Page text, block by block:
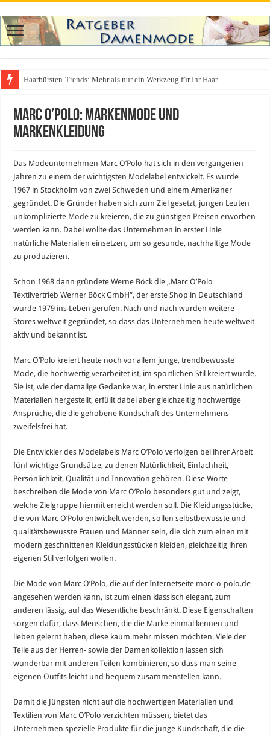
Haarbürsten-Trends: Mehr als nur ein Werkzeug für Ihr Haar
Was zieht man auf ein Festival an? Dein ultimativer Styleguide für die
Marc O’Polo: Markenmode und
Markenkleidung
Das Modeunternehmen Marc O’Polo hat sich in den vergangenen
Jahren zu einem der wichtigsten Modelabel entwickelt. Es wurde
1967 in Stockholm von zwei Schweden und einem Amerikaner
gegründet. Die Gründer haben sich zum Ziel gesetzt, jungen Leuten
unkomplizierte Mode zu kreieren, die zu günstigen Preisen erworben
werden kann. Dabei wollte das Unternehmen in erster Linie
natürliche Materialien einsetzen, um so gesunde, nachhaltige Mode
zu produzieren.
Schon 1968 dann gründete Werne Böck die „Marc O’Polo
Textilvertrieb Werner Böck GmbH“, der erste Shop in Deutschland
wurde 1979 ins Leben gerufen. Nach und nach wurden weitere
Stores weltweit gegründet, so dass das Unternehmen heute weltweit
aktiv und bekannt ist.
Marc O’Polo kreiert heute noch vor allem junge, trendbewusste
Mode, die hochwertig verarbeitet ist, im sportlichen Stil kreiert wurde.
Sie ist, wie der damalige Gedanke war, in erster Linie aus natürlichen
Materialien hergestellt, erfüllt dabei aber gleichzeitig hochwertige
Ansprüche, die die gehobene Kundschaft des Unternehmens
zweifelsfrei hat.
Die Entwickler des Modelabels Marc O’Polo verfolgen bei ihrer Arbeit
fünf wichtige Grundsätze, zu denen Natürlichkeit, Einfachheit,
Persönlichkeit, Qualität und Innovation gehören. Diese Worte
beschreiben die Mode von Marc O’Polo besonders gut und zeigt,
welche Zielgruppe hiermit erreicht werden soll. Die Kleidungsstücke,
die von Marc O’Polo entwickelt werden, sollen selbstbewusste und
qualitätsbewusste Frauen und Männer sein, die sich zum einen mit
modern geschnittenen Kleidungsstücken kleiden, gleichzeitig ihren
eigenen Stil verfolgen wollen.
Die Mode von Marc O’Polo, die auf der Internetseite marc-o-polo.de
angesehen werden kann, ist zum einen klassisch elegant, zum
anderen lässig, auf das Wesentliche beschränkt. Diese Eigenschaften
sorgen dafür, dass Menschen, die die Marke einmal kennen und
lieben gelernt haben, diese kaum mehr missen möchten. Viele der
Teile aus der Herren- sowie der Damenkollektion lassen sich
wunderbar mit anderen Teilen kombinieren, so dass man seine
eigenen Outfits leicht und bequem zusammenstellen kann.
Damit die Jüngsten nicht auf die hochwertigen Materialien und
Textilien von Marc O’Polo verzichten müssen, bietet das
Unternehmen spezielle Produkte für die junge Kundschaft, die die